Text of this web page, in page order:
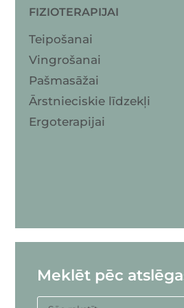
FIZIOTERAPIJAI
Teipošanai
Vingrošanai
Pašmasāžai
Ārstnieciskie līdzekļi
Ergoterapijai
Meklēt pēc